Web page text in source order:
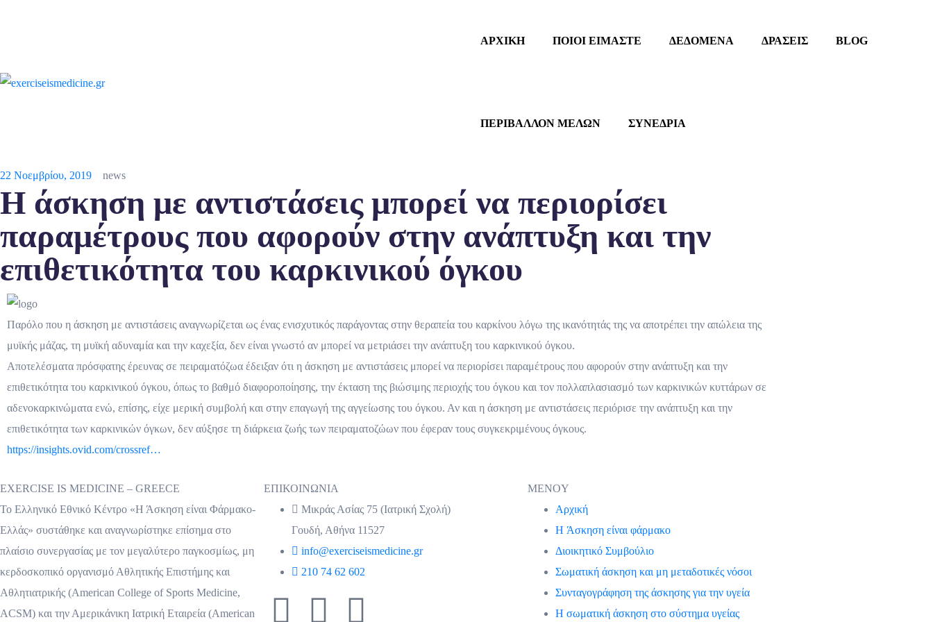
ΑΡΧΙΚΗ ΠΟΙΟΙ ΕΙΜΑΣΤΕ ΔΕΔΟΜΕΝΑ ΔΡΑΣΕΙΣ BLOG
ΠΕΡΙΒΑΛΛΟΝ ΜΕΛΩΝ ΣΥΝΕΔΡΙΑ
22 Νοεμβρίου, 2019 news
Η άσκηση με αντιστάσεις μπορεί να περιορίσει
παραμέτρους που αφορούν στην ανάπτυξη και την
επιθετικότητα του καρκινικού όγκου
Παρόλο που η άσκηση με αντιστάσεις αναγνωρίζεται ως ένας ενισχυτικός παράγοντας στην θεραπεία του καρκίνου λόγω της ικανότητάς της να αποτρέπει την απώλεια της
μυϊκής μάζας, τη μυϊκή αδυναμία και την καχεξία, δεν είναι γνωστό αν μπορεί να μετριάσει την ανάπτυξη του καρκινικού όγκου.
Αποτελέσματα πρόσφατης έρευνας σε πειραματόζωα έδειξαν ότι η άσκηση με αντιστάσεις μπορεί να περιορίσει παραμέτρους που αφορούν στην ανάπτυξη και την
επιθετικότητα του καρκινικού όγκου, όπως το βαθμό διαφοροποίησης, την έκταση της βιώσιμης περιοχής του όγκου και τον πολλαπλασιασμό των καρκινικών κυττάρων σε
αδενοκαρκινώματα ενώ, επίσης, είχε μερική συμβολή και στην επαγωγή της αγγείωσης του όγκου. Αν και η άσκηση με αντιστάσεις περιόρισε την ανάπτυξη και την
επιθετικότητα των καρκινικών όγκων, δεν αύξησε τη διάρκεια ζωής των πειραματοζώων που έφεραν τους συγκεκριμένους όγκους.
https://insights.ovid.com/crossref…
EXERCISE IS MEDICINE – GREECE
Το Ελληνικό Εθνικό Κέντρο «Η Άσκηση είναι Φάρμακο-
Ελλάς» συστάθηκε και αναγνωρίστηκε επίσημα στο
πλαίσιο συνεργασίας με τον μεγαλύτερο παγκοσμίως, μη
κερδοσκοπικό οργανισμό Αθλητικής Επιστήμης και
Αθλητιατρικής (American College of Sports Medicine,
ACSM) και την Αμερικάνικη Ιατρική Εταιρεία (American
ΕΠΙΚΟΙΝΩΝΙΑ
Μικράς Ασίας 75 (Ιατρική Σχολή)
Γουδή, Αθήνα 11527
info@exerciseismedicine.gr
210 74 62 602
MENOY
Αρχική
H Άσκηση είναι φάρμακο
Διοικητικό Συμβούλιο
Σωματική άσκηση και μη μεταδοτικές νόσοι
Συνταγογράφηση της άσκησης για την υγεία
Η σωματική άσκηση στο σύστημα υγείας